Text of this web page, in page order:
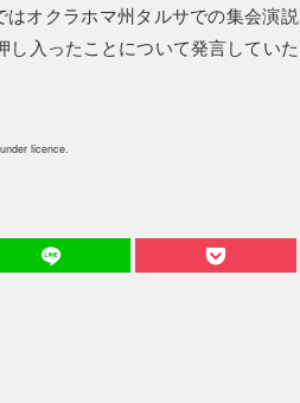
オクラホマ州タルサでの集会演説
入ったことについて発言していた
licence.